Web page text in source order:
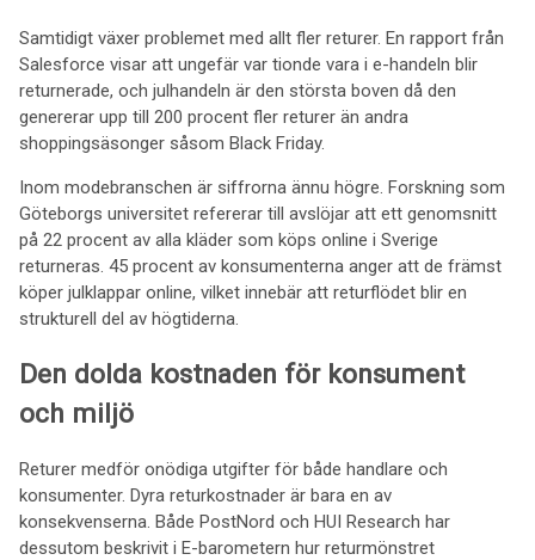
Samtidigt växer problemet med allt fler returer. En rapport från
Salesforce visar att ungefär var tionde vara i e-handeln blir
returnerade, och julhandeln är den största boven då den
genererar upp till 200 procent fler returer än andra
shoppingsäsonger såsom Black Friday.
Inom modebranschen är siffrorna ännu högre. Forskning som
Göteborgs universitet refererar till avslöjar att ett genomsnitt
på 22 procent av alla kläder som köps online i Sverige
returneras. 45 procent av konsumenterna anger att de främst
köper julklappar online, vilket innebär att returflödet blir en
strukturell del av högtiderna.
Den dolda kostnaden för konsument
och miljö
Returer medför onödiga utgifter för både handlare och
konsumenter. Dyra returkostnader är bara en av
konsekvenserna. Både PostNord och HUI Research har
dessutom beskrivit i E-barometern hur returmönstret